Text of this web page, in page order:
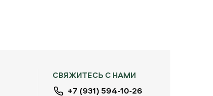
СВЯЖИТЕСЬ С НАМИ
+7 (931) 594-10-26